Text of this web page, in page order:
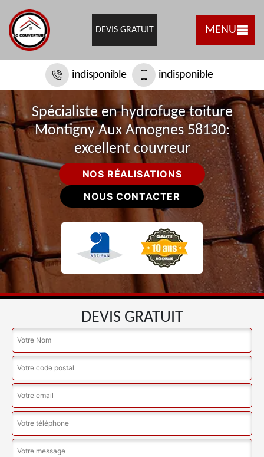
DEVIS GRATUIT MENU
indisponible indisponible
Spécialiste en hydrofuge toiture
Montigny Aux Amognes 58130:
excellent couvreur
NOS RÉALISATIONS
NOUS CONTACTER
DEVIS GRATUIT